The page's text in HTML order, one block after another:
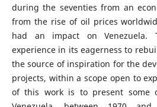
during the seventies from an
from the rise of oil prices
had an impact on Venezuela.
experience in its eagerness to
the source of inspiration for the
projects, within a scope open to
of this work is to present some